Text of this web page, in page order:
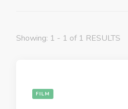
Showing: 1 - 1 of 1 RESULTS
FILM